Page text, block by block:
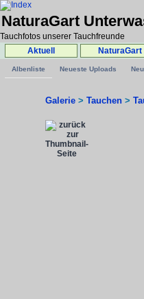
NaturaGart
Tauchfotos unserer Tauchfreunde
Aktuell
NaturaGart
Albenliste Neueste Uploads
Galerie > Tauchen >